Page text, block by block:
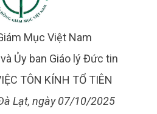
Mục Việt Nam
Ủyban Giáo lý Đức tin
TÔN KÍNH TỔ TIÊN
Lạt, ngày 07/10/2025